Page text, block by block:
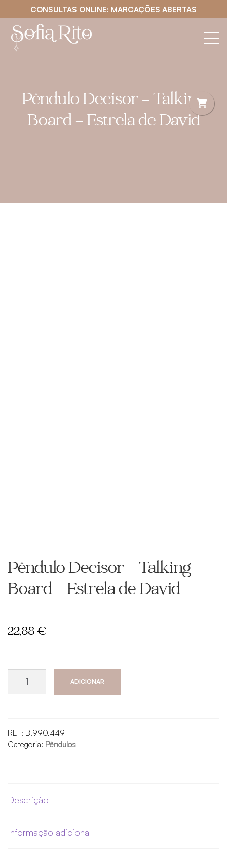
CONSULTAS ONLINE: MARCAÇÕES ABERTAS
Pêndulo Decisor – Talking
Board – Estrela de David
Pêndulo Decisor – Talking
Board – Estrela de David
22,88€
–
Talking
de
ADICIONAR
REF: B.990.449
Categoria: Pêndulos
Descrição
Informação adicional